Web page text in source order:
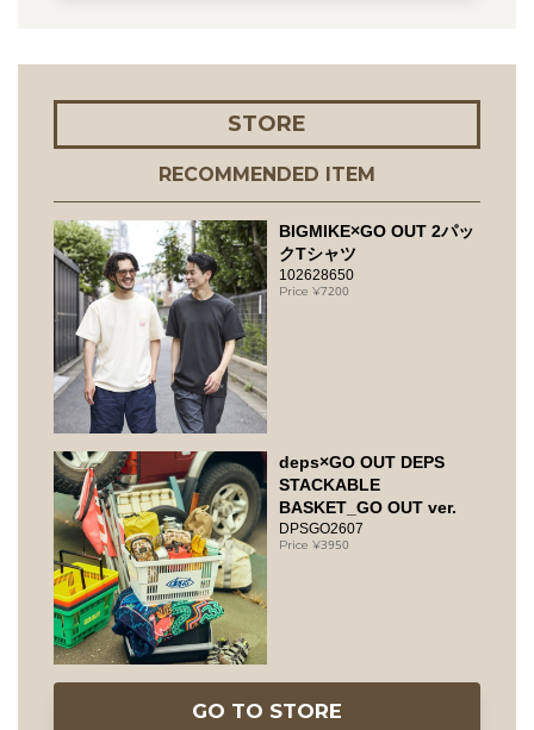
STORE
RECOMMENDED ITEM
BIGMIKE×GO OUT 2パッ
クTシャツ
102628650
7200
deps×GO OUT DEPS
STACKABLE
BASKET_GO OUT ver.
DPSGO2607
3950
GO TO STORE